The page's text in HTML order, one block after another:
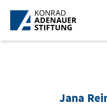
Skip to Main Content
Jana